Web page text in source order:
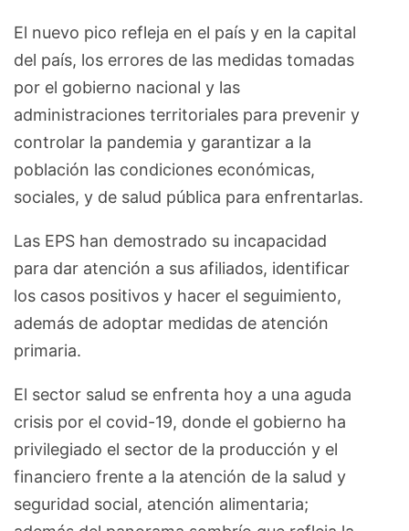
El nuevo pico refleja en el país y en la capital
del país, los errores de las medidas tomadas
por el gobierno nacional y las
administraciones territoriales para prevenir y
controlar la pandemia y garantizar a la
población las condiciones económicas,
sociales, y de salud pública para enfrentarlas.
Las EPS han demostrado su incapacidad
para dar atención a sus afiliados, identificar
los casos positivos y hacer el seguimiento,
además de adoptar medidas de atención
primaria.
El sector salud se enfrenta hoy a una aguda
crisis por el covid-19, donde el gobierno ha
privilegiado el sector de la producción y el
financiero frente a la atención de la salud y
seguridad social, atención alimentaria;